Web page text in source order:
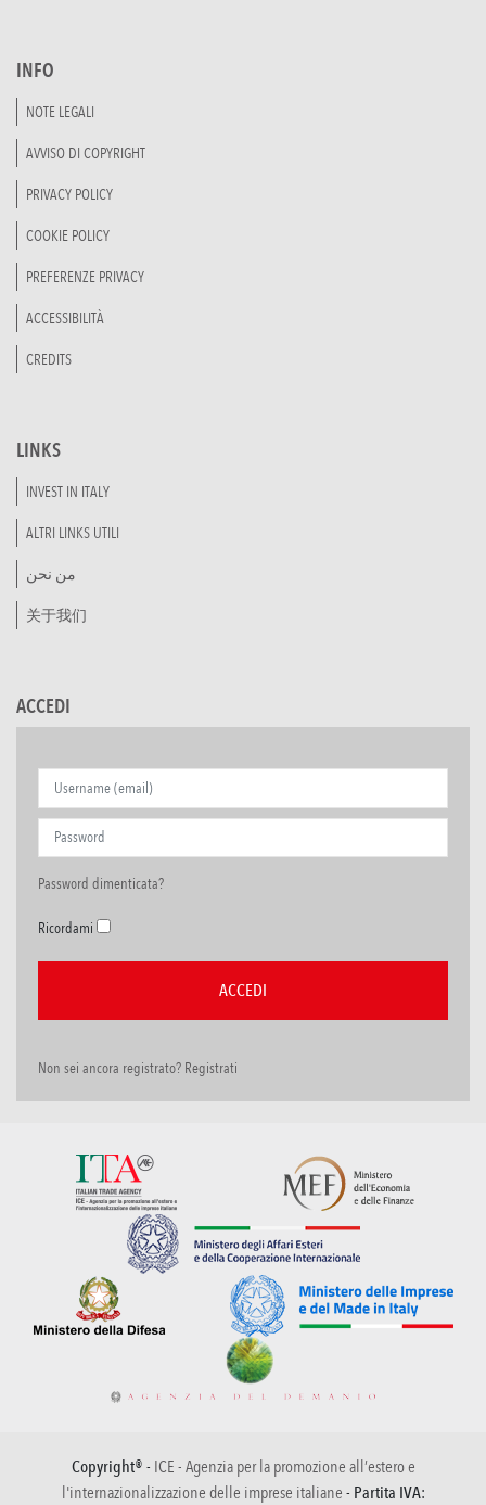
INFO
NOTE LEGALI
AVVISO DI COPYRIGHT
PRIVACY POLICY
COOKIE POLICY
PREFERENZE PRIVACY
ACCESSIBILITÀ
CREDITS
LINKS
INVEST IN ITALY
ALTRI LINKS UTILI
من نحن
关于我们
ACCEDI
Password dimenticata?
Ricordami
Non sei ancora registrato? Registrati
Copyright® - ICE - Agenzia per la promozione all’estero e
l'internazionalizzazione delle imprese italiane - Partita IVA: